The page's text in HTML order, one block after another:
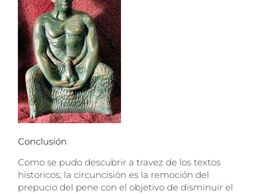
Conclusión
Como se pudo descubrir a travez de los textos
historicos; la circuncisión es la remoción del
prepucio del pene con el objetivo de disminuir el